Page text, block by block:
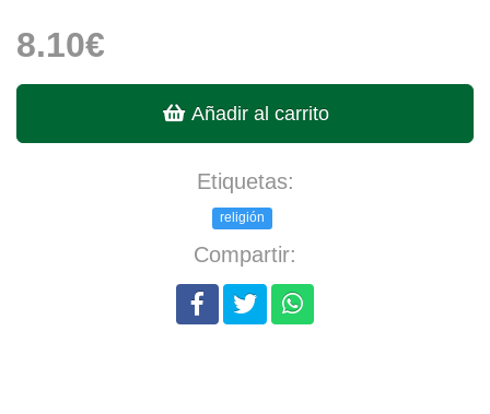
8.10€
Añadir al carrito
Etiquetas:
religión
Compartir: